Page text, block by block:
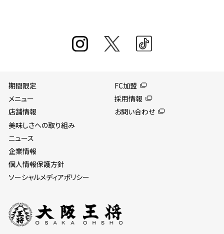
期間限定
メニュー
店舗情報
美味しさへの取り組み
ニュース
企業情報
個人情報保護方針
ソーシャルメディアポリシー
FC加盟
採用情報
お問い合わせ